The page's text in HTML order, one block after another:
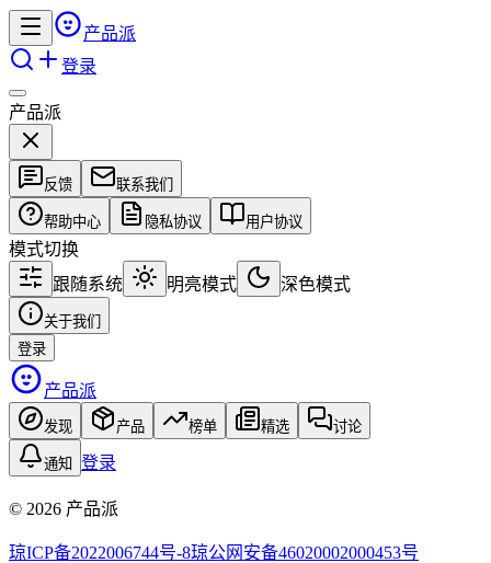
产品派
登录
产品派
反馈 联系我们
帮助中心 隐私协议 用户协议
模式切换
跟随系统
明亮模式 深色模式
关于我们
登录
产品派
发现 产品 榜单 精选 讨论
通知 登录
© 2026 产品派
琼ICP备2022006744号-8琼公网安备46020002000453号